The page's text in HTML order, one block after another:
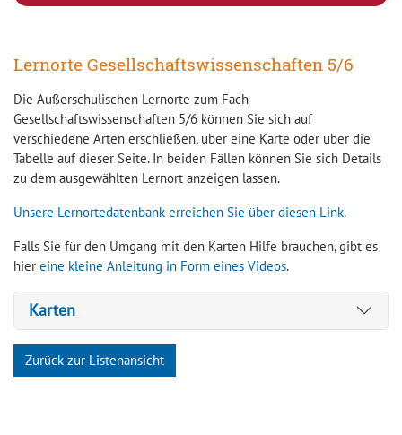
Lernorte Gesellschaftswissenschaften 5/6
Die Außerschulischen Lernorte zum Fach
Gesellschaftswissenschaften 5/6 können Sie sich auf
verschiedene Arten erschließen, über eine Karte oder über die
Tabelle auf dieser Seite. In beiden Fällen können Sie sich Details
zu dem ausgewählten Lernort anzeigen lassen.
Unsere Lernortedatenbank erreichen Sie über diesen Link.
Falls Sie für den Umgang mit den Karten Hilfe brauchen, gibt es
hier eine kleine Anleitung in Form eines Videos.
Karten
Zurück zur Listenansicht